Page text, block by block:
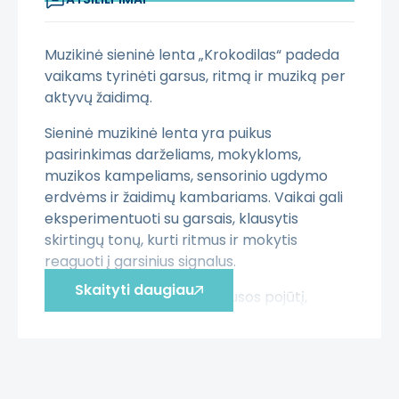
Muzikinė sieninė lenta „Krokodilas“ padeda
vaikams tyrinėti garsus, ritmą ir muziką per
aktyvų žaidimą.
Sieninė muzikinė lenta yra puikus
pasirinkimas darželiams, mokykloms,
muzikos kampeliams, sensorinio ugdymo
erdvėms ir žaidimų kambariams. Vaikai gali
eksperimentuoti su garsais, klausytis
skirtingų tonų, kurti ritmus ir mokytis
reaguoti į garsinius signalus.
Muzikinės veiklos lavina klausos pojūtį,
dėmesio sutelkimą, motorinius įgūdžius ir
Skaityti daugiau